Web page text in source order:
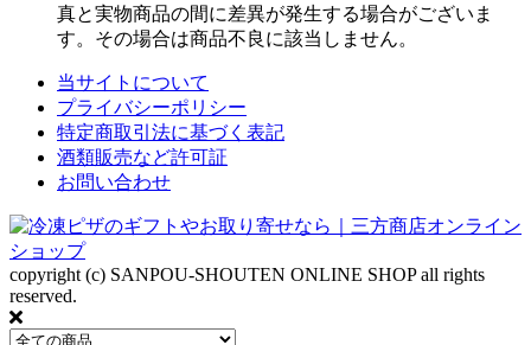
真と実物商品の間に差異が発生する場合がございま
す。その場合は商品不良に該当しません。
当サイトについて
プライバシーポリシー
特定商取引法に基づく表記
酒類販売など許可証
お問い合わせ
copyright (c) SANPOU-SHOUTEN ONLINE SHOP all rights
reserved.